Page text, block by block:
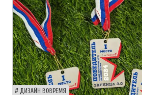
ДИЗАЙН ВОВРЕМЯ